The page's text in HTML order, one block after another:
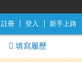
註冊 登入 新手上路
填寫履歷